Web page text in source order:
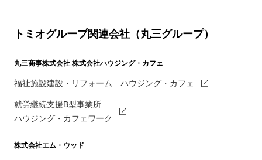
トミオグループ関連会社（丸三グループ）
丸三商事株式会社 株式会社ハウジング・カフェ
福祉施設建設・リフォーム ハウジング・カフェ
就労継続支援B型事業所
ハウジング・カフェワーク
株式会社エム・ウッド